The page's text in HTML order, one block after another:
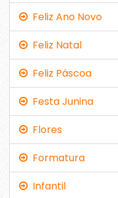
Feliz Ano Novo
Feliz Natal
Feliz Páscoa
Festa Junina
Flores
Formatura
Infantil